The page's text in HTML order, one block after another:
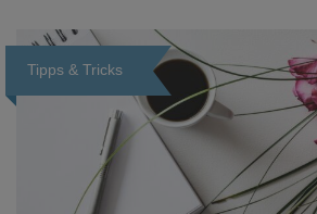
Tipps & Tricks
Loading...